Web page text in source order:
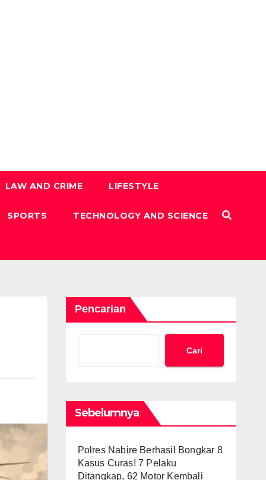
LAW AND CRIME LIFESTYLE
SPORTS TECHNOLOGY AND SCIENCE
Pencarian
Cari
Sebelumnya
Polres Nabire Berhasil Bongkar 8
Kasus Curas! 7 Pelaku
Ditangkap, 62 Motor Kembali